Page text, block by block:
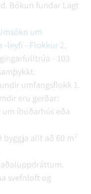
Bókun fundar Lagt
um
-leyfi - Flokkur 2,
- 103
umfangsflokk 1.
eru gerðar:
íbúðarhús eða
byggja allt að 60 m²
svefnloft og